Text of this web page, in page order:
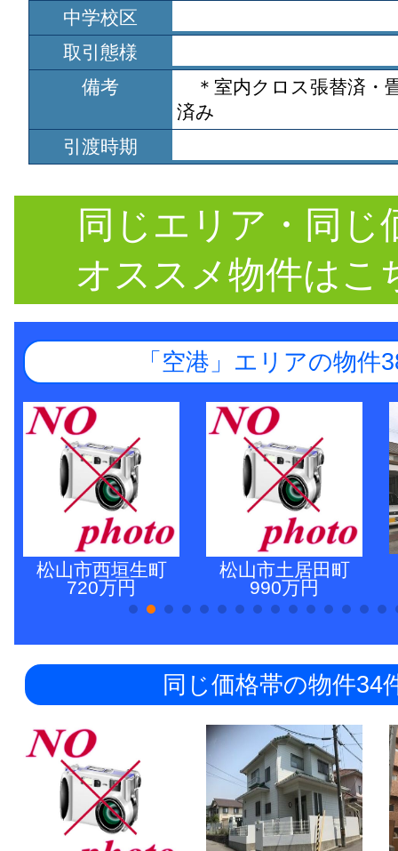
中学校区
取引態様
備考
＊室内クロス張替済・
済み
引渡時期
同じエリア・同じ
オススメ物件はこ
「空港」エリアの物件
松山市西垣生町
720万円
松山市土居田町
990万円
同じ価格帯の物件34